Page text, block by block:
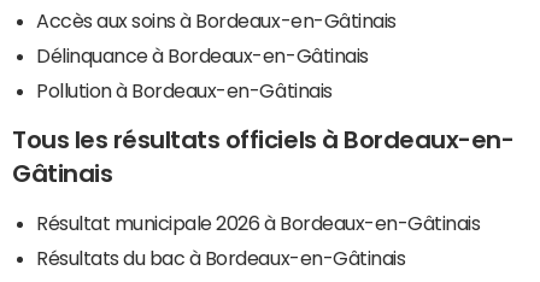
Accès aux soins à Bordeaux-en-Gâtinais
Délinquance à Bordeaux-en-Gâtinais
Pollution à Bordeaux-en-Gâtinais
Tous les résultats officiels à Bordeaux-en-
Gâtinais
Résultat municipale 2026 à Bordeaux-en-Gâtinais
Résultats du bac à Bordeaux-en-Gâtinais